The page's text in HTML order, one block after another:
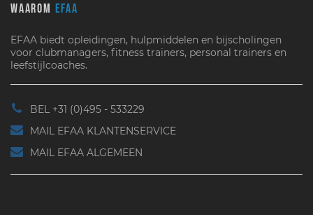
WAAROM EFAA
EFAA biedt opleidingen, hulpmiddelen en bijscholingen
voor clubmanagers, fitness trainers, personal trainers en
leefstijlcoaches.
BEL +31 (0)495 - 533229
MAIL EFAA KLANTENSERVICE
MAIL EFAA ALGEMEEN